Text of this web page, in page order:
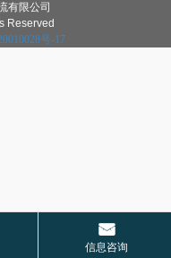
有限公司
Reserved
号-17
󰄸
信息咨询